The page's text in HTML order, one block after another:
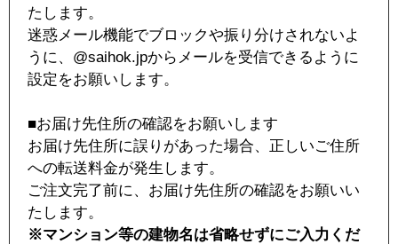
たします。
迷惑メール機能でブロックや振り分けされないよ
うに、@saihok.jpからメールを受信できるように
設定をお願いします。
■お届け先住所の確認をお願いします
お届け先住所に誤りがあった場合、正しいご住所
への転送料金が発生します。
ご注文完了前に、お届け先住所の確認をお願いい
たします。
※マンション等の建物名は省略せずにご入力くだ